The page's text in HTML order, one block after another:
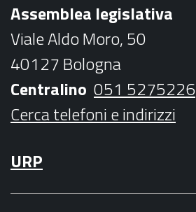
k
a
m
b
e
Assemblea legislativa
Viale Aldo Moro, 50
40127 Bologna
Centralino 051 5275226
Cerca telefoni e indirizzi
URP